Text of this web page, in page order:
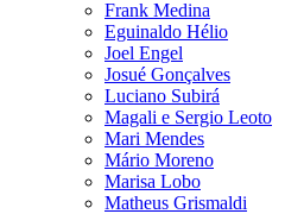
Frank Medina
Eguinaldo Hélio
Joel Engel
Josué Gonçalves
Luciano Subirá
Magali e Sergio Leoto
Mari Mendes
Mário Moreno
Marisa Lobo
Matheus Grismaldi